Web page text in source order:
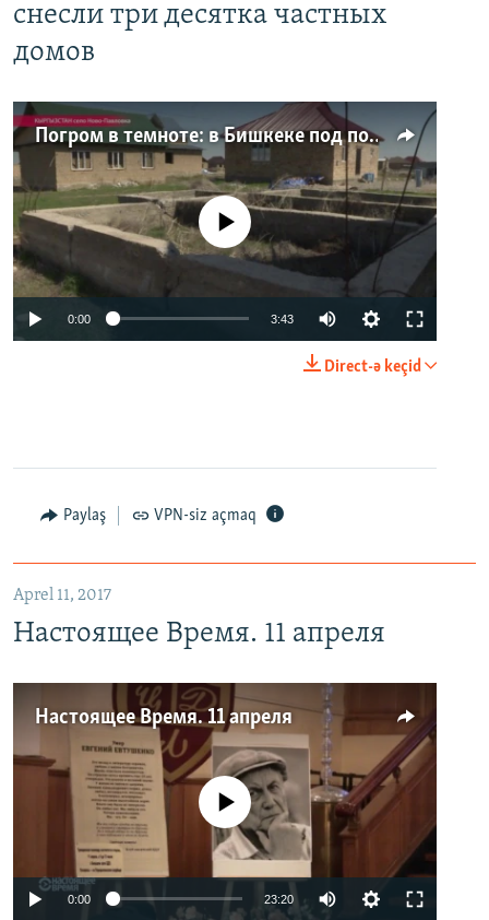
снесли три десятка частных
домов
Погром в темноте: в Бишкеке под покровом ночи неизвестные на тракторе снесли три десятка частных домов
No media source currently available
0:00 3:43
Direct-ə keçid
Paylaş VPN-siz açmaq
Aprel 11, 2017
Настоящее Время. 11 апреля
Настоящее Время. 11 апреля
No media source currently available
0:00 23:20